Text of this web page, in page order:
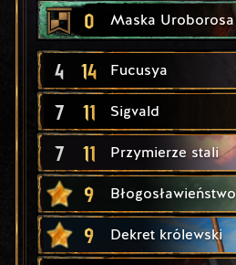
0 Maska Uroborosa
4 14 Fucusya
7 11 Sigvald
7 11 Przymierze stali
9 Błogosławieństwo
9 Dekret królewski